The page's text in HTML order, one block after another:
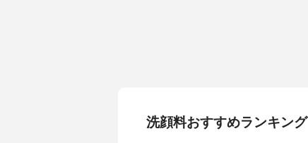
洗顔料おすすめランキング